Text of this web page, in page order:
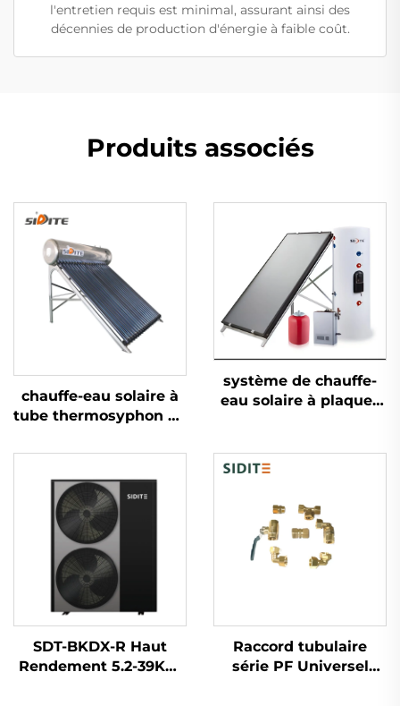
l'entretien requis est minimal, assurant ainsi des
décennies de production d'énergie à faible coût.
Produits associés
chauffe-eau solaire à
tube thermosyphon de
pression Exporté au
Mexique, au Brésil, en
Espagne, en Italie
système de chauffe-
eau solaire à plaques
incluse Collecteur
solaire efficace
SDT-BKDX-R Haut
Rendement 5.2-39KW
Raccord tubulaire
série PF Universel